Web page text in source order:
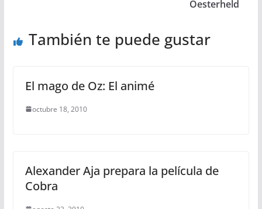
Oesterheld
También te puede gustar
El mago de Oz: El animé
octubre 18, 2010
Alexander Aja prepara la película de
Cobra